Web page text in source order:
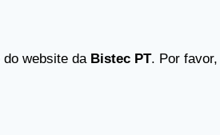
website da Bistec PT. Por